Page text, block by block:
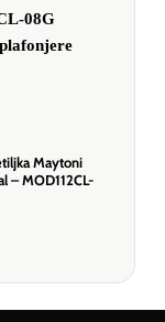
Maytoni
– MOD112CL-